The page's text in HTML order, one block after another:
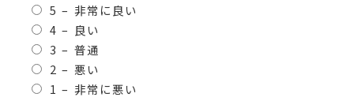
5 – 非常に良い
4 – 良い
3 – 普通
2 – 悪い
1 – 非常に悪い